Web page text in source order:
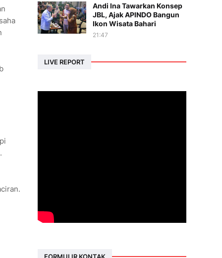
Andi Ina Tawarkan Konsep
JBL, Ajak APINDO Bangun
Ikon Wisata Bahari
21:47
LIVE REPORT
FORMULIR KONTAK